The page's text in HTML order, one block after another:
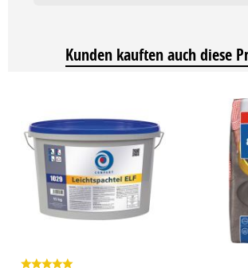
Kunden kauften auch diese